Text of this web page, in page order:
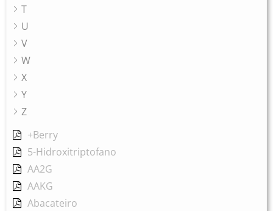
T
U
V
W
X
Y
Z
+Berry
5-Hidroxitriptofano
AA2G
AAKG
Abacateiro